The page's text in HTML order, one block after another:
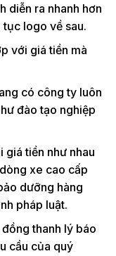
diễn ra nhanh hơn
logo về sau.
với giá tiền mà
có công ty luôn
đào tạo nghiệp
tiền như nhau
xe cao cấp
dưỡng hàng
pháp luật.
thanh lý báo
cầu của quý